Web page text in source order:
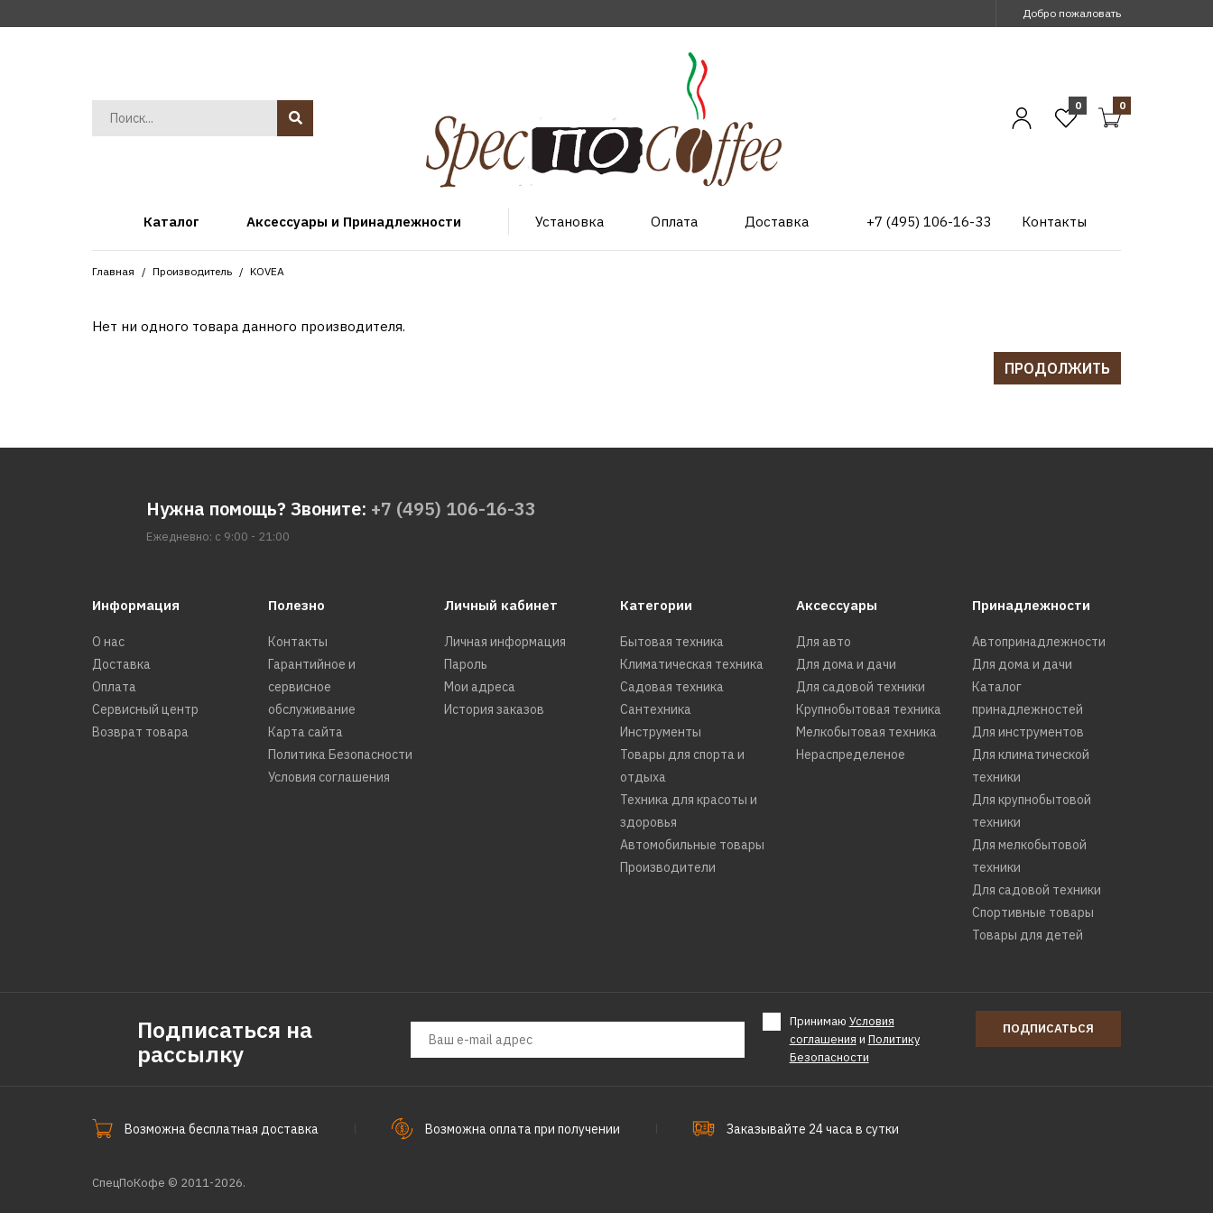
Добро пожаловать
0 0
Каталог Аксессуары и Принадлежности Установка Оплата Доставка +7 (495) 106-16-33 Контакты
Главная Производитель KOVEA
Нет ни одного товара данного производителя.
ПРОДОЛЖИТЬ
Нужна помощь? Звоните: +7 (495) 106-16-33
Ежедневно: с 9:00 - 21:00
Информация
О нас
Доставка
Оплата
Сервисный центр
Возврат товара
Полезно
Контакты
Гарантийное и
сервисное
обслуживание
Карта сайта
Политика Безопасности
Условия соглашения
Личный кабинет
Личная информация
Пароль
Мои адреса
История заказов
Категории
Бытовая техника
Климатическая техника
Садовая техника
Сантехника
Инструменты
Товары для спорта и
отдыха
Техника для красоты и
здоровья
Автомобильные товары
Производители
Аксессуары
Для авто
Для дома и дачи
Для садовой техники
Крупнобытовая техника
Мелкобытовая техника
Нераспределеное
Принадлежности
Автопринадлежности
Для дома и дачи
Каталог
принадлежностей
Для инструментов
Для климатической
техники
Для крупнобытовой
техники
Для мелкобытовой
техники
Для садовой техники
Спортивные товары
Товары для детей
Подписаться на
рассылку
Принимаю Условия
соглашения и Политику
Безопасности
ПОДПИСАТЬСЯ
Возможна бесплатная доставка Возможна оплата при получении Заказывайте 24 часа в сутки
СпецПоКофе © 2011-2026.